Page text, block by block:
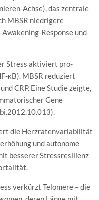
Achse), das zentrale
MBSR niedrigere
Response und
Stress aktiviert pro-
κB). MBSR reduziert
CRP. Eine Studie zeigte,
Gene
die Herzratenvariabilität
und autonome
besserer Stressresilienz
verkürzt Telomere – die